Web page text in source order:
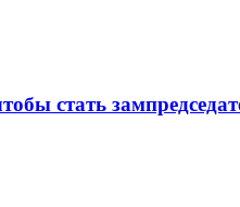
стать